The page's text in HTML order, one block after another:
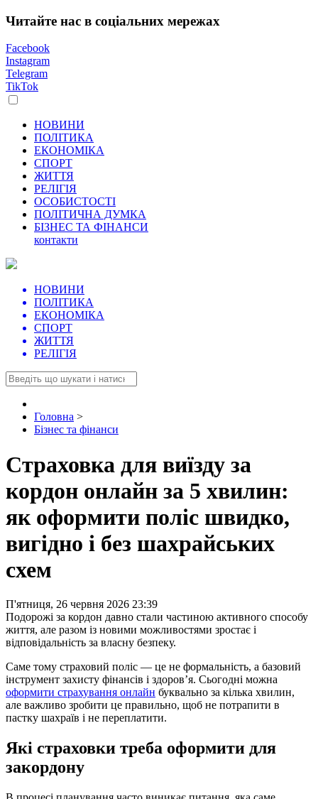
Читайте нас в соціальних мережах
Facebook
Instagram
Telegram
TikTok
НОВИНИ
ПОЛІТИКА
ЕКОНОМІКА
СПОРТ
ЖИТТЯ
РЕЛІГІЯ
ОСОБИСТОСТІ
ПОЛІТИЧНА ДУМКА
БІЗНЕС ТА ФІНАНСИ
контакти
НОВИНИ
ПОЛІТИКА
ЕКОНОМІКА
СПОРТ
ЖИТТЯ
РЕЛІГІЯ
Головна >
Бізнес та фінанси
Страховка для виїзду за
кордон онлайн за 5 хвилин:
як оформити поліс швидко,
вигідно і без шахрайських
схем
П'ятниця, 26 червня 2026 23:39
Подорожі за кордон давно стали частиною активного способу
життя, але разом із новими можливостями зростає і
відповідальність за власну безпеку.
Саме тому страховий поліс — це не формальність, а базовий
інструмент захисту фінансів і здоров’я. Сьогодні можна
оформити страхування онлайн буквально за кілька хвилин,
але важливо зробити це правильно, щоб не потрапити в
пастку шахраїв і не переплатити.
Які страховки треба оформити для
закордону